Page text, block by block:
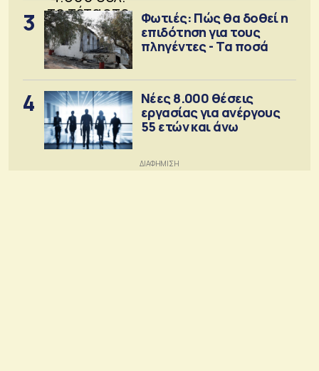
3
Φωτιές: Πώς θα δοθεί η
επιδότηση για τους
πληγέντες - Τα ποσά
4
Νέες 8.000 θέσεις
εργασίας για ανέργους
55 ετών και άνω